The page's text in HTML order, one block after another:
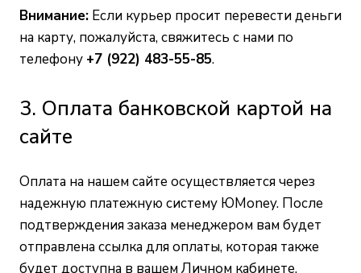
Внимание: Если курьер просит перевести деньги
на карту, пожалуйста, свяжитесь с нами по
телефону +7 (922) 483-55-85.
3. Оплата банковской картой на
сайте
Оплата на нашем сайте осуществляется через
надежную платежную систему ЮMoney. После
подтверждения заказа менеджером вам будет
отправлена ссылка для оплаты, которая также
будет доступна в вашем Личном кабинете.